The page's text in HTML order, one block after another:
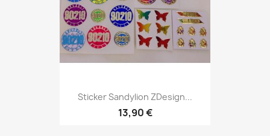
Sticker Sandylion ZDesign...
13,90 €